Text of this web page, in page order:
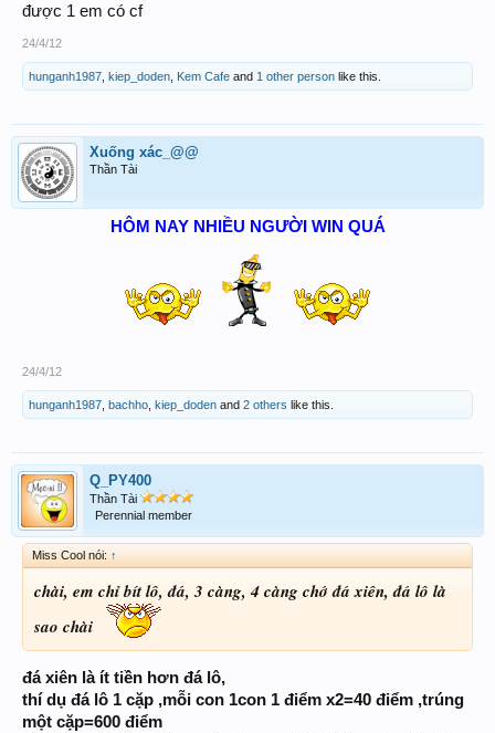
được 1 em có cf
24/4/12
hunganh1987 kiep_doden Kem Cafe and 1 other person like this.
Xuống xác_@@
Thần Tài
HÔM NAY NHIỀU NGƯỜI WIN QUÁ
24/4/12
hunganh1987 bachho kiep_doden and 2 others like this.
Q_PY400
Thần Tài
Perennial member
Miss Cool nói: ↑
chài, em chỉ bít lô, đá, 3 càng, 4 càng chớ đá xiên, đá lô là
sao chài
đá xiên là ít tiền hơn đá lô,
thí dụ đá lô 1 cặp ,mỗi con 1con 1 điểm x2=40 điểm ,trúng
một cặp=600 điểm